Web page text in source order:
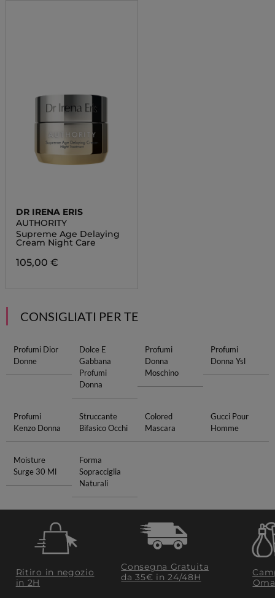
DR IRENA ERIS
AUTHORITY
Supreme Age Delaying
Cream Night Care
105,00 €
CONSIGLIATI PER TE
Profumi Dior
Donne
Dolce E
Gabbana
Profumi
Donna
Profumi
Donna
Moschino
Profumi
Donna Ysl
Profumi
Kenzo Donna
Struccante
Bifasico Occhi
Colored
Mascara
Gucci Pour
Homme
Moisture
Surge 30 Ml
Forma
Sopracciglia
Naturali
Ritiro in negozio
in 2H
Consegna Gratuita
da 35€​ in 24/48H